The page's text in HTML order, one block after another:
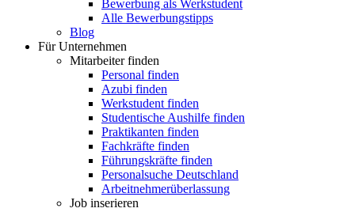
Bewerbung als Werkstudent
Alle Bewerbungstipps
Blog
Für Unternehmen
Mitarbeiter finden
Personal finden
Azubi finden
Werkstudent finden
Studentische Aushilfe finden
Praktikanten finden
Fachkräfte finden
Führungskräfte finden
Personalsuche Deutschland
Arbeitnehmerüberlassung
Job inserieren